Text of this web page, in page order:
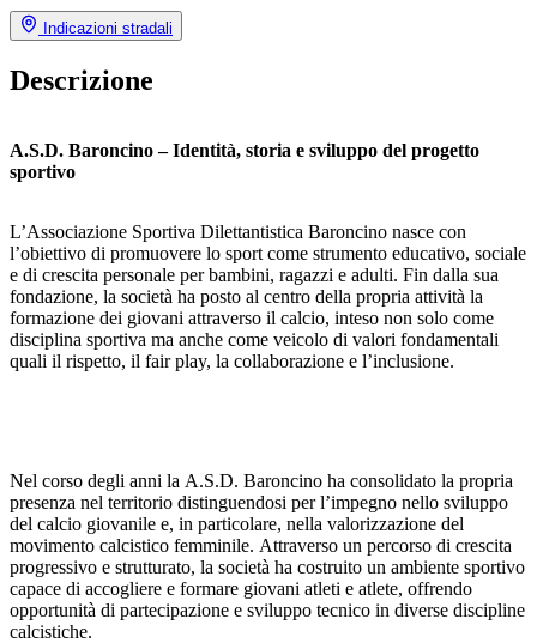
Indicazioni stradali
Descrizione
A.S.D. Baroncino – Identità, storia e sviluppo del progetto
sportivo
L’Associazione Sportiva Dilettantistica Baroncino nasce con
l’obiettivo di promuovere lo sport come strumento educativo, sociale
e di crescita personale per bambini, ragazzi e adulti. Fin dalla sua
fondazione, la società ha posto al centro della propria attività la
formazione dei giovani attraverso il calcio, inteso non solo come
disciplina sportiva ma anche come veicolo di valori fondamentali
quali il rispetto, il fair play, la collaborazione e l’inclusione.
Nel corso degli anni la A.S.D. Baroncino ha consolidato la propria
presenza nel territorio distinguendosi per l’impegno nello sviluppo
del calcio giovanile e, in particolare, nella valorizzazione del
movimento calcistico femminile. Attraverso un percorso di crescita
progressivo e strutturato, la società ha costruito un ambiente sportivo
capace di accogliere e formare giovani atleti e atlete, offrendo
opportunità di partecipazione e sviluppo tecnico in diverse discipline
calcistiche.